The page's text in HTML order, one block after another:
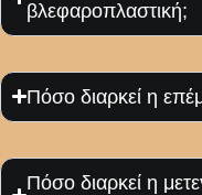
βλεφαροπλαστική;
Πόσο διαρκεί η
Πόσο διαρκεί η